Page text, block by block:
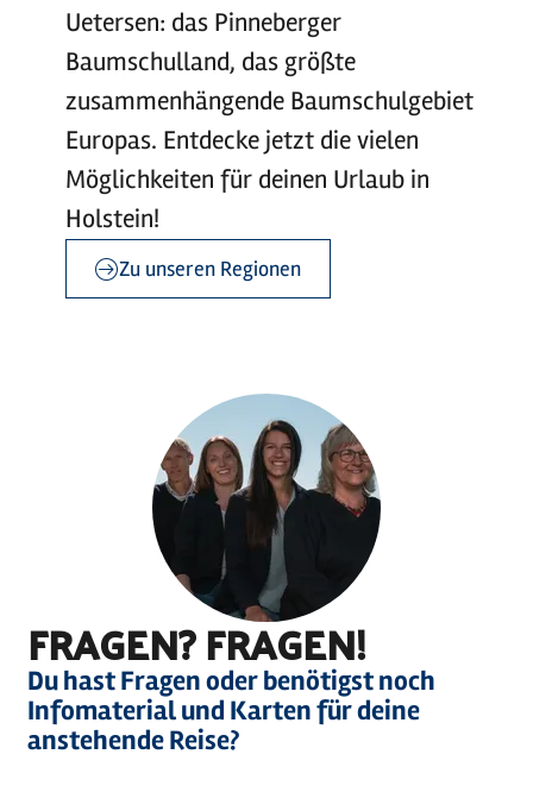
Uetersen: das Pinneberger
Baumschulland, das größte
zusammenhängende Baumschulgebiet
Europas. Entdecke jetzt die vielen
Möglichkeiten für deinen Urlaub in
Holstein!
Zu unseren Regionen
FRAGEN? FRAGEN!
Du hast Fragen oder benötigst noch
Infomaterial und Karten für deine
anstehende Reise?